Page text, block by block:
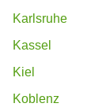
Karlsruhe
Kassel
Kiel
Koblenz